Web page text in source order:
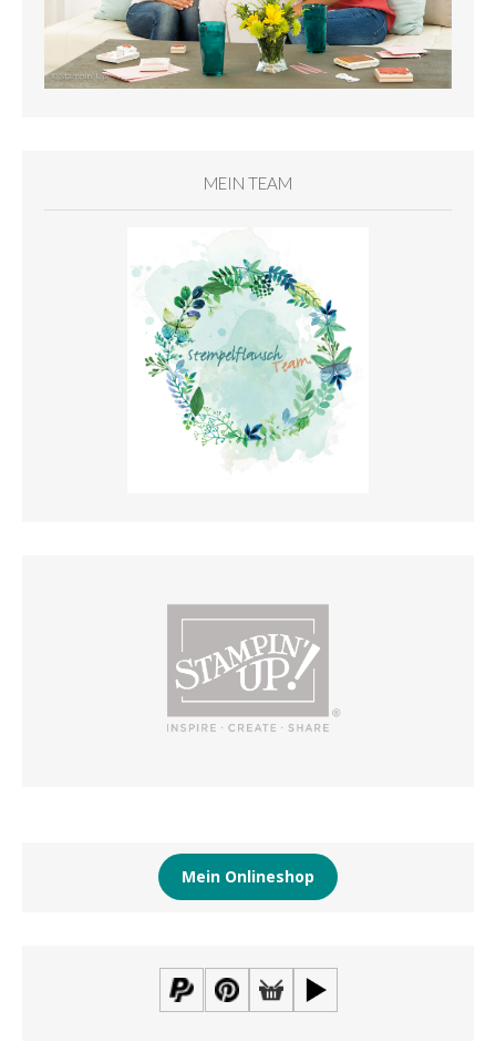
MEIN TEAM
Mein Onlineshop